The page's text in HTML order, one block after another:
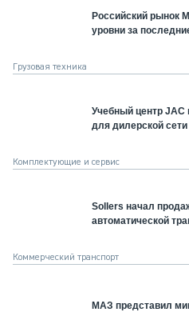
Российский рынок
уровни за
Грузовая техника
Учебный центр
для дилерской сети
Комплектующие и сервис
Sollers начал
автоматической
Коммерческий транспорт
МАЗ представил